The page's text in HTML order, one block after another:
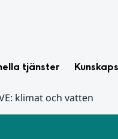
tjänster
klimat och vatten